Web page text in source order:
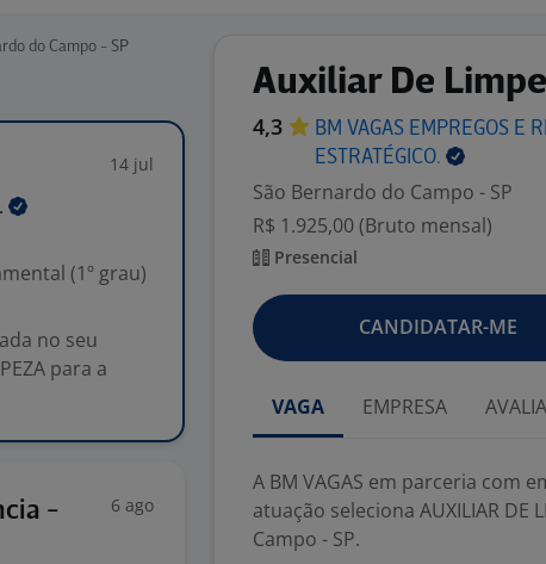
do Campo - SP
14 jul
(1º grau)
no seu
para a
-
6 ago
Auxiliar De
4,3
BM VAGAS EMPREGOS E
ESTRATÉGICO.
São Bernardo do Campo - SP
R$ 1.925,00 (Bruto mensal)
Presencial
CANDIDATAR-ME
VAGA EMPRESA
A BM VAGAS em parceria com
atuação seleciona AUXILIAR DE
Campo - SP.